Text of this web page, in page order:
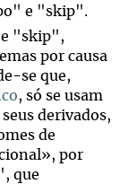
e "skip".
e "skip",
por causa
se que,
, só se usam
derivados,
de
por
que